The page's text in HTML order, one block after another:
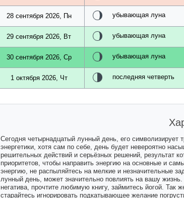
28 сентября 2026, Пн убывающая луна
29 сентября 2026, Вт убывающая луна
30 сентября 2026, Ср убывающая луна
1 октября 2026, Чт последняя четверть
Сегодня четырнадцатый лунный день, его символизирует
энергетики, хотя сам по себе, день будет невероятно
решительных действий и серьёзных решений, результат
приоритетов, чтобы направить энергию на основные и
энергию, не распыляйтесь на мелкие и незначительные
лунный день, может значительно повлиять на вашу
негатива, прочтите любимую книгу, займитесь йогой. Так
старайтесь игнорировать подкатывающее желание